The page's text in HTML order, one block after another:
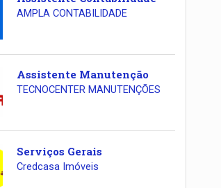
AMPLA CONTABILIDADE
Assistente Manutenção
TECNOCENTER MANUTENÇÕES
Serviços Gerais
Credcasa Imóveis